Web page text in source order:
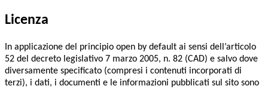
Licenza
In applicazione del principio open by default ai sensi dell’articolo
52 del decreto legislativo 7 marzo 2005, n. 82 (CAD) e salvo dove
diversamente specificato (compresi i contenuti incorporati di
terzi), i dati, i documenti e le informazioni pubblicati sul sito sono